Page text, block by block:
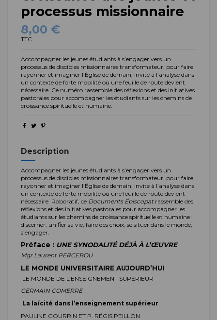
processus missionnaire
8,00 €
TTC
Accompagner les jeunes étudiants à s’engager vers un
processus de disciples missionnaires transformateur, pour faire
rayonner et imaginer l’Église de demain, invite à l’analyse dans
un contexte de forte mobilité où une feuille de route devient
nécessaire. Ce numéro rassemble des réflexions et des initiatives
pastorales pour accompagner les étudiants sur les chemins de
croissance spirituelle et humaine.
Description
Accompagner les jeunes étudiants à s’engager vers un
processus de disciples missionnaires transformateur, pour faire
rayonner et imaginer l’Église de demain, invite à l’analyse dans
un contexte de forte mobilité où une feuille de route devient
nécessaire. Roboratif, ce Documents Épiscopat rassemble des
réflexions et des initiatives pastorales pour accompagner les
étudiants sur les chemins de croissance spirituelle et humaine :
discerner, unifier sa vie, faire des choix, se situer dans le monde,
s’engager.
Préface : UNE SYNODALITÉ DÉJÀ À L’ŒUVRE
Mgr Laurent PERCEROU
LE MONDE UNIVERSITAIRE AUJOURD’HUI
LE MONDE DE L’ENSEIGNEMENT SUPÉRIEUR
GERMAIN COMERRE
La laïcité dans l’enseignement supérieur
PAULINE GOURRIN ET P. RÉGIS PEILLON